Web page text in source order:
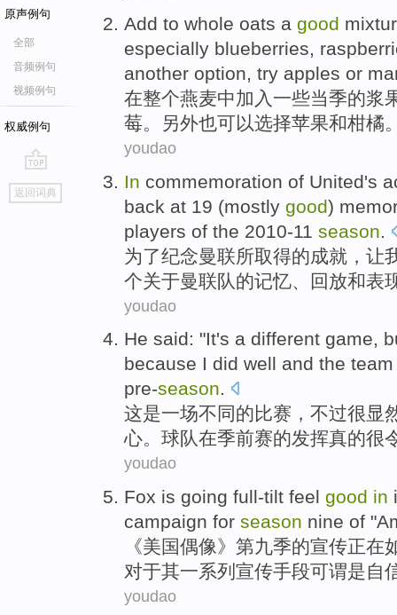
原声例句
全部
音频例句
视频例句
权威例句
go
top
返回词典
Add to whole oats a good
especially blueberries,
another option, try apples or
在整个燕麦中加入 一些当季的浆
莓。
另外也可以选择苹果和柑橘
youdao
In commemoration of United's
back at 19 (mostly good)
players of the 2010-11 season
为了纪念曼联所取得的成就 ， 让
个关于曼联队的记忆 回放和表
youdao
He said: "It's a different game,
because I did well and the team
pre-season.
这是一场不同的比赛 ， 不过很显
心。 球队在季前赛的发挥真的很
youdao
Fox is going full-tilt feel good in
campaign for season nine of "
《美国偶像》 第九季的宣传正在
对于其一系列宣传手段可谓是自
youdao